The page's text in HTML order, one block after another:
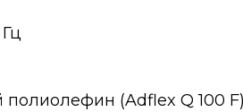
(Adflex Q 100 F)